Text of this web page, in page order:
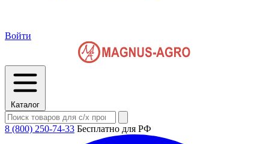
Войти
Каталог
8 (800) 250-74-33 Бесплатно для РФ